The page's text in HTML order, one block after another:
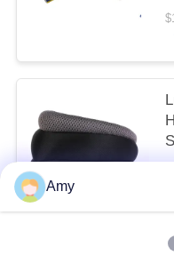
Amy